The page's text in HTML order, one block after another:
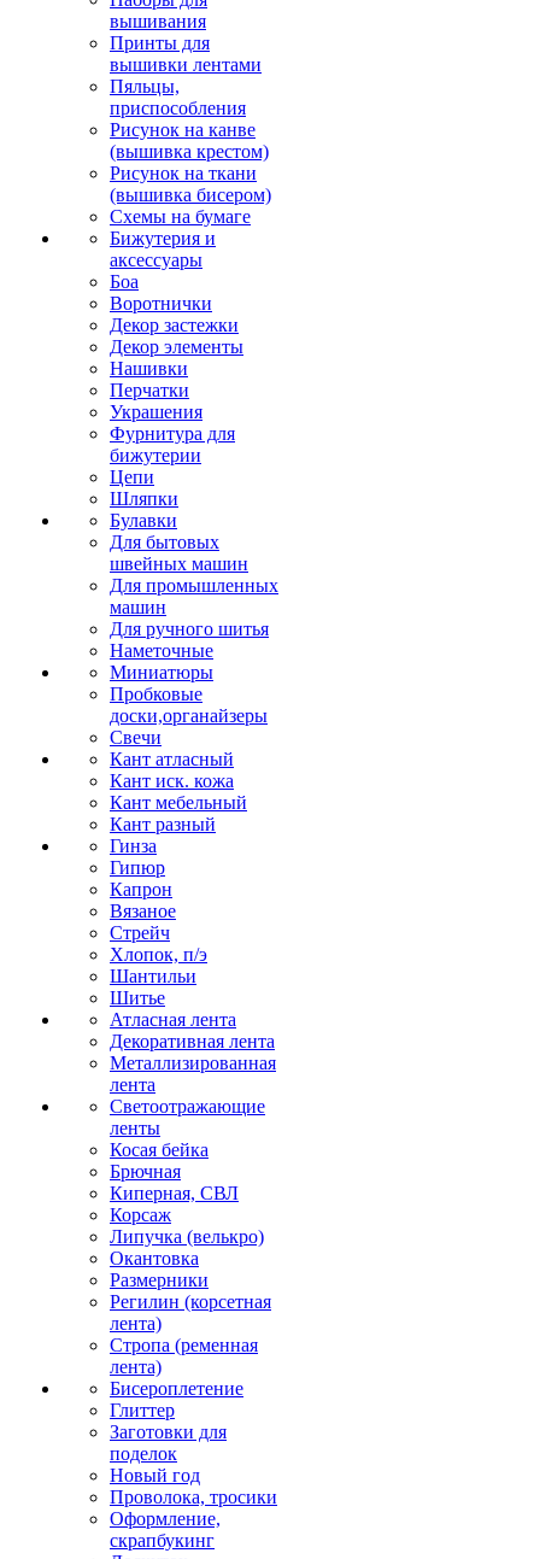
вышивания
Принты для
вышивки лентами
Пяльцы,
приспособления
Рисунок на канве
(вышивка крестом)
Рисунок на ткани
(вышивка бисером)
Схемы на бумаге
Бижутерия и
аксессуары
Боа
Воротнички
Декор застежки
Декор элементы
Нашивки
Перчатки
Украшения
Фурнитура для
бижутерии
Цепи
Шляпки
Булавки
Для бытовых
швейных машин
Для промышленных
машин
Для ручного шитья
Наметочные
Миниатюры
Пробковые
доски,органайзеры
Свечи
Кант атласный
Кант иск. кожа
Кант мебельный
Кант разный
Гинза
Гипюр
Капрон
Вязаное
Стрейч
Хлопок, п/э
Шантильи
Шитье
Атласная лента
Декоративная лента
Металлизированная
лента
Светоотражающие
ленты
Косая бейка
Брючная
Киперная, СВЛ
Корсаж
Липучка (велькро)
Окантовка
Размерники
Регилин (корсетная
лента)
Стропа (ременная
лента)
Бисероплетение
Глиттер
Заготовки для
поделок
Новый год
Проволока, тросики
Оформление,
скрапбукинг